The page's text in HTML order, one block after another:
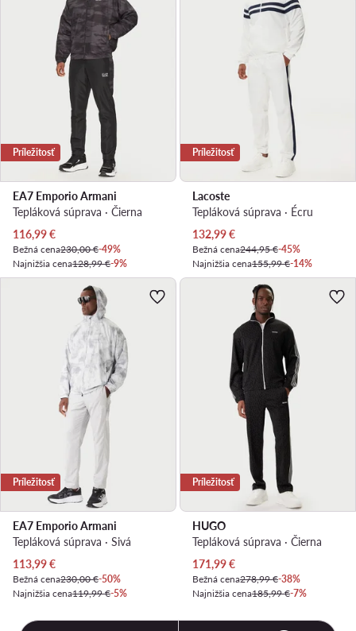
Príležitosť
EA7 Emporio Armani
Tepláková súprava · Čierna
Aktuálna cena
116,99€
Bežná cena230,00 €-49%
Najnižšia cena128,99 €-9%
Príležitosť
Lacoste
Tepláková súprava · Écru
Aktuálna cena
132,99€
Bežná cena244,95 €-45%
Najnižšia cena155,99 €-14%
Príležitosť
EA7 Emporio Armani
Tepláková súprava · Sivá
Aktuálna cena
113,99€
Bežná cena230,00 €-50%
Najnižšia cena119,99 €-5%
Príležitosť
HUGO
Tepláková súprava · Čierna
Aktuálna cena
171,99€
Bežná cena278,99 €-38%
Najnižšia cena185,99 €-7%